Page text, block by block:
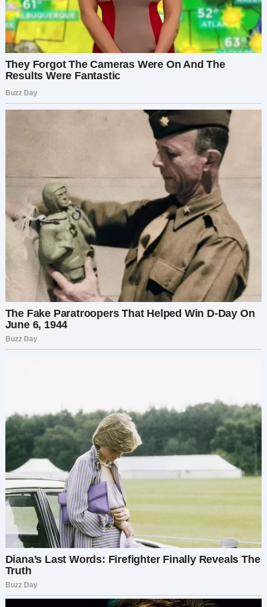
Суд был громким. Дима давал показания, не
дрогнув. А вместе с ним на скамье свидетелей
сидела
— та самая женщина из подвала,
которая нашла Диму у путей и приютила его,
хотя сама едва сводила концы с концами.
— Если бы мне нужны были деньги, я бы
позвонила по номеру на листовке и забрала
награду, — сказала Майя в суде. — Но я боялась,
что тот, кто его выкинул, вернется за ним. Я
просто хотела, чтобы он жил.
Марина получила заслуженный срок.
Александр понял, что его огромный дом всегда
был холодным склепом. Он начал навещать
Майю и её дочкуСвету . Дима и Света стали
неразлучны.
Спустя год в этом доме на Петроградке снова
стало тепло. Александр предложил Майе стать
частью их жизни не из благодарности, а потому
что понял: семья — это не штамп в паспорте и
не общая фамилия. Семья — это те, кто не
говорит: «Идем со мной».